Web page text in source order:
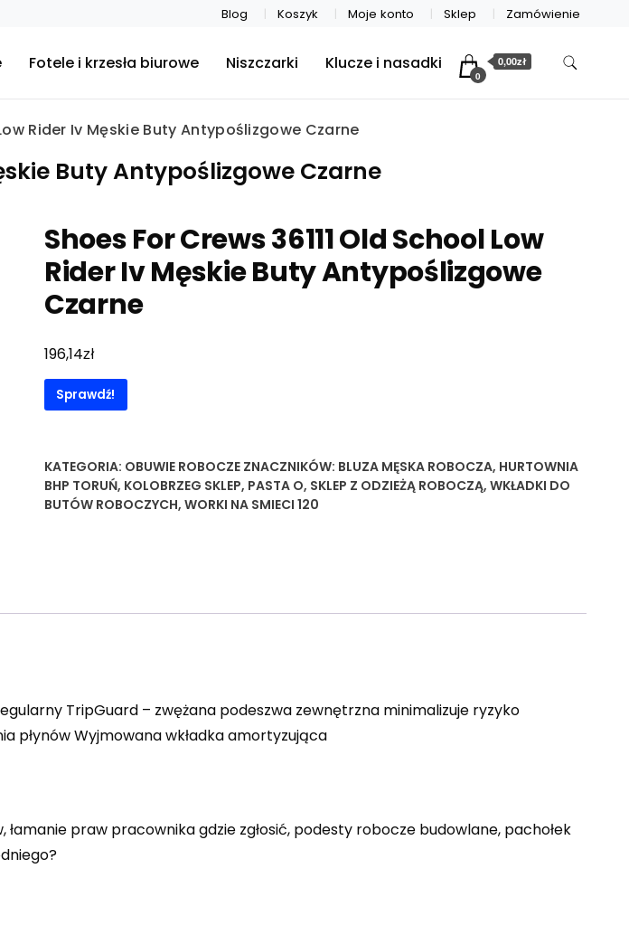
Blog Koszyk Moje konto Sklep Zamówienie
Fotele i krzesła biurowe Niszczarki Klucze i nasadki
0
0,00zł
Rider Iv Męskie Buty Antypoślizgowe Czarne
Buty Antypoślizgowe Czarne
Shoes For Crews 36111 Old School Low
Rider Iv Męskie Buty Antypoślizgowe
Czarne
196,14zł
Sprawdź!
KATEGORIA: OBUWIE ROBOCZE ZNACZNIKÓW: BLUZA MĘSKA ROBOCZA, HURTOWNIA
BHP TORUŃ, KOLOBRZEG SKLEP, PASTA O, SKLEP Z ODZIEŻĄ ROBOCZĄ, WKŁADKI DO
BUTÓW ROBOCZYCH, WORKI NA SMIECI 120
TripGuard – zwężana podeszwa zewnętrzna minimalizuje ryzyko
płynów Wyjmowana wkładka amortyzująca
praw pracownika gdzie zgłosić, podesty robocze budowlane, pachołek